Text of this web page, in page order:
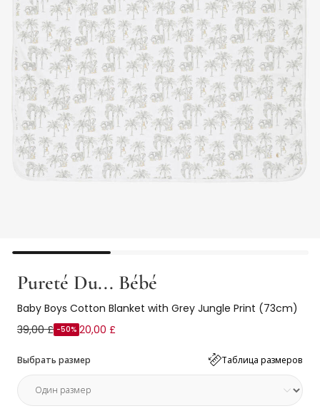
Pureté Du... Bébé
Baby Boys Cotton Blanket with Grey Jungle Print (73cm)
39,00 £ -50% 20,00 £
Выбрать размер Таблица размеров